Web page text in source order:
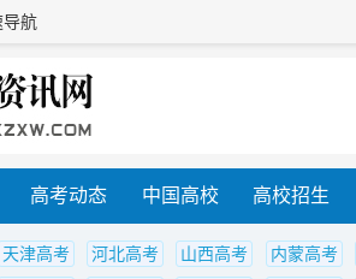
导航
高考动态 中国高校 高校招生
天津高考 河北高考 山西高考 内蒙高考